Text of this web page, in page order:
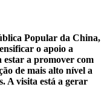
Popular da China,
o apoio a
estar a promover com
de mais alto nível a
A visita está a gerar